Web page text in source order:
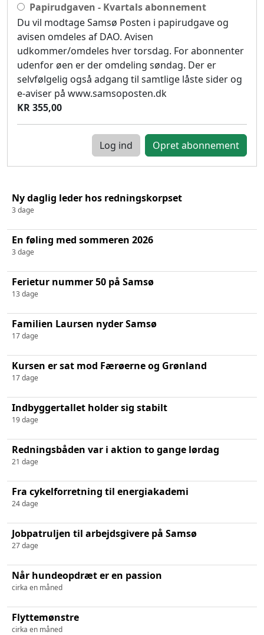
Papirudgaven - Kvartals abonnement
Du vil modtage Samsø Posten i papirudgave og
avisen omdeles af DAO. Avisen
udkommer/omdeles hver torsdag. For abonnenter
udenfor øen er der omdeling søndag. Der er
selvfølgelig også adgang til samtlige låste sider og
e-aviser på www.samsoposten.dk
KR 355,00
Log ind
Ny daglig leder hos redningskorpset
3 dage
En føling med sommeren 2026
3 dage
Ferietur nummer 50 på Samsø
13 dage
Familien Laursen nyder Samsø
17 dage
Kursen er sat mod Færøerne og Grønland
17 dage
Indbyggertallet holder sig stabilt
19 dage
Redningsbåden var i aktion to gange lørdag
21 dage
Fra cykelforretning til energiakademi
24 dage
Jobpatruljen til arbejdsgivere på Samsø
27 dage
Når hundeopdræt er en passion
cirka en måned
Flyttemønstre
cirka en måned